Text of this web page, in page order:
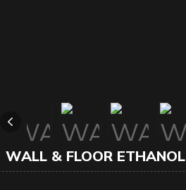
WALL & FLOOR ETHANOL